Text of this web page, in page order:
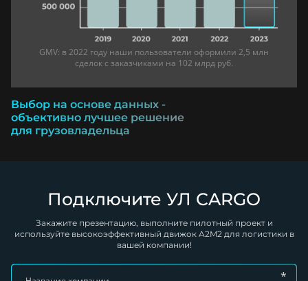
Выбор на основе данных -
объективно лучшее решение
для грузовладельца
GMV: в 2022 году наши пользователи оформили 2,5 млн
сделок с заказчиками на 102 млрд руб.
Подключите УЛ CARGO
Закажите презентацию, выполните пилотный проект и
используйте высокоэффективный движок A2M2 для логистики в
вашей компании!
*